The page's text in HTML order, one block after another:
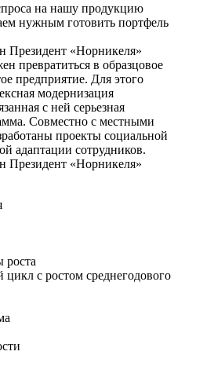
на нашу продукцию
нужным готовить портфель
Президент «Норникеля»
превратиться в образцовое
предприятие. Для этого
модернизация
с ней серьезная
Совместно с местными
проекты социальной
адаптации сотрудников.
Президент «Норникеля»
роста
с ростом среднегодового